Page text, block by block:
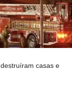
casas e